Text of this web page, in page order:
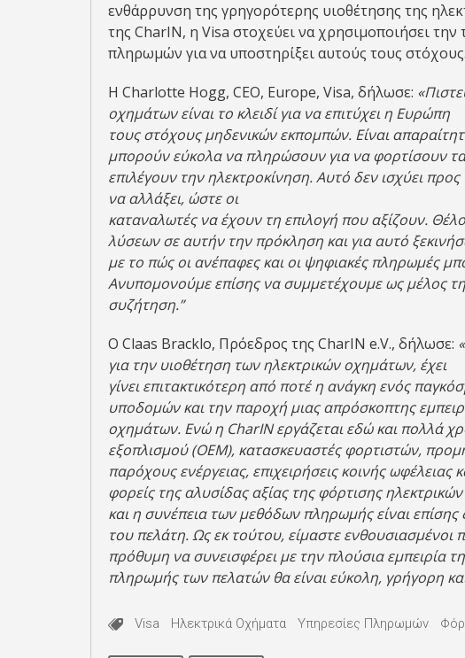
ενθάρρυνση της γρηγορότερης υιοθέτησης της
της CharIN, η Visa στοχεύει να χρησιμοποιήσει
πληρωμών για να υποστηρίξει αυτούς τους στόχους.
Η Charlotte Hogg, CEO, Europe, Visa, δήλωσε:
οχημάτων είναι το κλειδί για να επιτύχει η Ευρώπη
τους στόχους μηδενικών εκπομπών. Είναι
μπορούν εύκολα να πληρώσουν για να φορτίσουν
επιλέγουν την ηλεκτροκίνηση. Αυτό δεν ισχύει
να αλλάξει, ώστε οι
καταναλωτές να έχουν τη επιλογή που αξίζουν.
λύσεων σε αυτήν την πρόκληση και για αυτό
με το πώς οι ανέπαφες και οι ψηφιακές πληρωμές
Ανυπομονούμε επίσης να συμμετέχουμε ως μέλος
συζήτηση.”
Ο Claas Bracklo, Πρόεδρος της CharIN e.V., δήλωσε:
για την υιοθέτηση των ηλεκτρικών οχημάτων, έχει
γίνει επιτακτικότερη από ποτέ η ανάγκη ενός
υποδομών και την παροχή μιας απρόσκοπτης
οχημάτων. Ενώ η CharIN εργάζεται εδώ και πολλά
εξοπλισμού (ΟΕΜ), κατασκευαστές φορτιστών,
παρόχους ενέργειας, επιχειρήσεις κοινής
φορείς της αλυσίδας αξίας της φόρτισης
και η συνέπεια των μεθόδων πληρωμής είναι επίσης
του πελάτη. Ως εκ τούτου, είμαστε
πρόθυμη να συνεισφέρει με την πλούσια εμπειρία
πληρωμής των πελατών θα είναι εύκολη, γρήγορη
Visa Ηλεκτρικά Οχήματα Υπηρεσίες Πληρωμών